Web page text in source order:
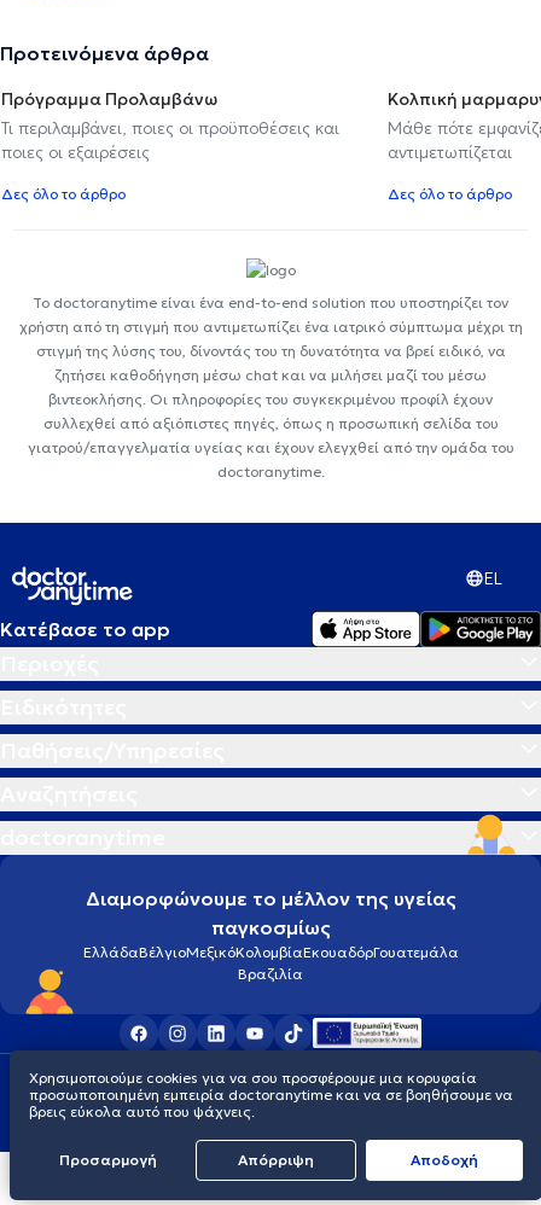
Προτεινόμενα άρθρα
Πρόγραμμα Προλαμβάνω
Τι περιλαμβάνει, ποιες οι προϋποθέσεις και
ποιες οι εξαιρέσεις
Δες όλο το άρθρο
Κολπική
Μάθε πότε
αντιμετωπίζεται
Δες όλο το άρθρο
Το doctoranytime είναι ένα end-to-end solution που υποστηρίζει τον
χρήστη από τη στιγμή που αντιμετωπίζει ένα ιατρικό σύμπτωμα μέχρι τη
στιγμή της λύσης του, δίνοντάς του τη δυνατότητα να βρεί ειδικό, να
ζητήσει καθοδήγηση μέσω chat και να μιλήσει μαζί του μέσω
βιντεοκλήσης. Οι πληροφορίες του συγκεκριμένου προφίλ έχουν
συλλεχθεί από αξιόπιστες πηγές, όπως η προσωπική σελίδα του
γιατρού/επαγγελματία υγείας και έχουν ελεγχθεί από την ομάδα του
doctoranytime.
EL
Κατέβασε το app
Διαμορφώνουμε το μέλλον της υγείας
παγκοσμίως
ΕλλάδαΒέλγιοΜεξικόΚολομβίαΕκουαδόρΓουατεμάλα
Βραζιλία
Οροι χρήσηςCookiesΠολιτική προστασίας προσωπικού απορρήτου
© 2026 doctoranytime
Χρησιμοποιούμε cookies για να σου προσφέρουμε μια κορυφαία
προσωποποιημένη εμπειρία doctoranytime και να σε βοηθήσουμε να
βρεις εύκολα αυτό που ψάχνεις.
Προσαρμογή Απόρριψη Aποδοχή